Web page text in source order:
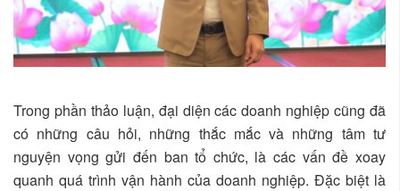
Trong phần thảo luận, đại diện các doanh nghiệp cũng đã
có những câu hỏi, những thắc mắc và những tâm tư
nguyện vọng gửi đến ban tổ chức, là các vấn đề xoay
quanh quá trình vận hành của doanh nghiệp. Đặc biệt là